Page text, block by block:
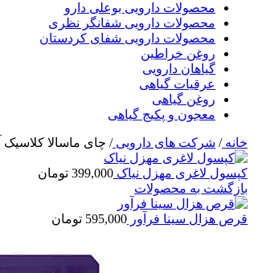
محصولات دارویی بوعلی دارو
محصولات دارویی شفانگر نظری
محصولات دارویی شفای کردستان
روغن خراطین
گیاهان دارویی
عرقیات گیاهی
روغن گیاهی
معجون و پکیج گیاهی
خانه/ شرکت های دارویی/ چای ماسالا کلاسیک
کپسول لاغری مهزل نیاک 399,000 تومان
بازگشت به محصولات
قرص هزال سینا فرآور 595,000 تومان